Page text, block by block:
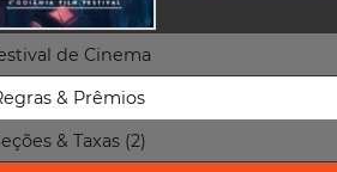
de Cinema
& Prêmios
& Taxas (2)